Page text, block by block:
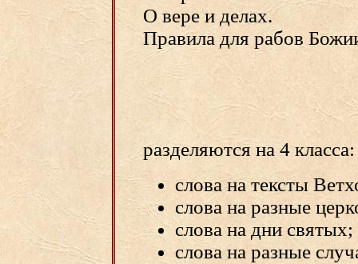
О вере и делах.
Правила для рабов
разделяются на 4 класса:
слова на тексты
слова на разные
слова на дни святых;
слова на разные